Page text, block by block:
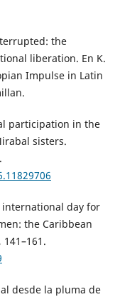
the
liberation. En K.
Impulse in Latin
participation in the
sisters.
international day for
the Caribbean
desde la pluma de